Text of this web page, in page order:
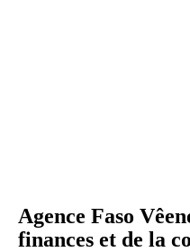
Agence Faso
finances et de la